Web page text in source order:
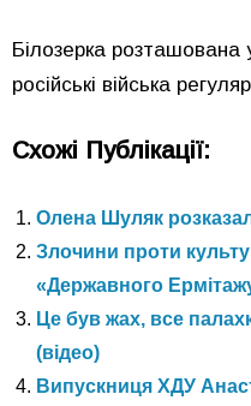
Білозерка
російські війська
Схожі Публікації:
Олена Шуляк
Злочини проти
«Державного
Це був жах, все
(відео)
Випускниця ХДУ